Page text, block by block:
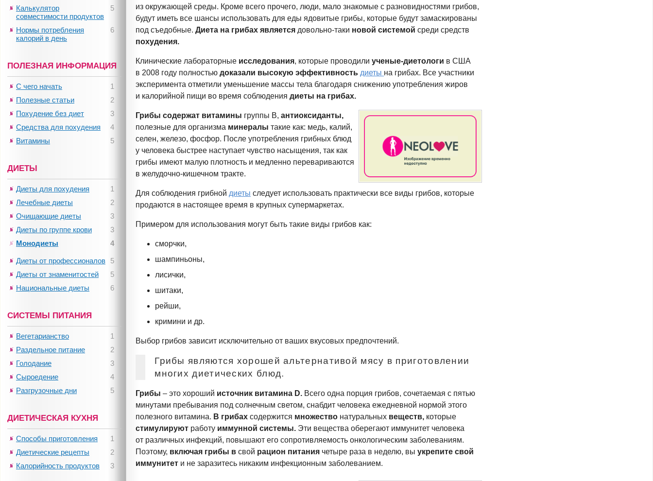
из окружающей среды. Кроме всего прочего, люди, мало знакомые с разновидностями грибов,
будут иметь все шансы использовать для еды ядовитые грибы, которые будут замаскированы
под съедобные.Диета на грибахявляется довольно-таки новой системой среди средств
похудения.
Клинические лабораторные исследования, которые проводили ученые-диетологи в США
в 2008 году полностьюдоказали высокую эффективность диеты на грибах. Все участники
эксперимента отметили уменьшение массы тела благодаря снижению употребления жиров
и калорийной пищи во время соблюдениядиеты на грибах.
Грибы содержат витамины группы В,антиоксиданты,
полезные для организма минералы такие как: медь, калий,
селен, железо, фосфор. После употребления грибных блюд
у человека быстрее наступает чувство насыщения, так как
грибы имеют малую плотность и медленно перевариваются
вжелудочно-кишечном тракте.
Для соблюдения грибной диеты следует использовать практически все виды грибов, которые
продаются в настоящее время в крупных супермаркетах.
Примером для использования могут быть такие виды грибов как:
сморчки,
шампиньоны,
лисички,
шитаки,
рейши,
кримини и др.
Выбор грибов зависит исключительно от ваших вкусовых предпочтений.
Грибы являются хорошей альтернативой мясу в приготовлении
многих диетических блюд.
Грибы– это хороший источник витамина D. Всего одна порция грибов, сочетаемая с пятью
минутами пребывания под солнечным светом, снабдит человека ежедневной нормой этого
полезного витамина. В грибахсодержится множество натуральных веществ, которые
стимулируют работу иммунной системы. Эти вещества оберегают иммунитет человека
от различных инфекций, повышают его сопротивляемость онкологическим заболеваниям.
Поэтому, включая грибы в свой рацион питания четыре раза в неделю, выукрепите свой
иммунитет и не заразитесь никаким инфекционным заболеванием.
5
Калькулятор
совместимости продуктов
6
Нормы потребления
калорий в день
ПОЛЕЗНАЯ ИНФОРМАЦИЯ
1
С чего начать
2
Полезные статьи
3
Похудение без диет
4
Средства для похудения
5
Витамины
ДИЕТЫ
1
Диеты для похудения
2
Лечебные диеты
3
Очищающие диеты
3
Диеты по группе крови
4
Монодиеты
5
Диеты от профессионалов
5
Диеты от знаменитостей
6
Национальные диеты
СИСТЕМЫ ПИТАНИЯ
1
Вегетарианство
2
Раздельное питание
3
Голодание
4
Сыроедение
5
Разгрузочные дни
ДИЕТИЧЕСКАЯ КУХНЯ
1
Способы приготовления
2
Диетические рецепты
3
Калорийность продуктов